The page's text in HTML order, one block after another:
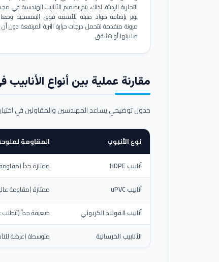
التجارية الرديئة. لذلك، يتم تصميم الأنابيب الهندسية في
بوير بإضافة مواد مثبتة للأشعة فوق البنفسجية
مرونة متقدمة لتتحمل درجات حرارة التربة المرتفعة دون
صلابتها أو تتشقق.
مقارنة عملية بين أنواع الأنابيب
جدول توضيحي يساعد المهندسين والمقاولين في
نوع الأنبوب المقاومة
أنابيب HDPE ممتازة جداً
أنابيب uPVC
ممتازة (مقاومة
أنابيب الفولاذ الكربوني
ضعيفة جداً (تتطلب
الأنابيب الخرسانية
متوسطة (عرضة